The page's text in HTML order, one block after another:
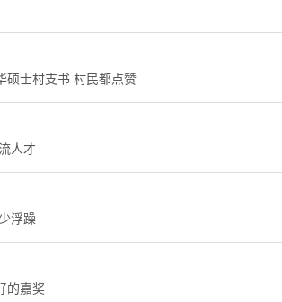
硕士村支书 村民都点赞
人才
浮躁
的嘉奖